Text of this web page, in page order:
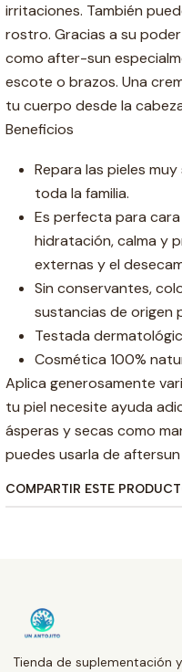
irritaciones. También
rostro. Gracias a su
como after-sun
escote o brazos. Una
tu cuerpo desde la
Beneficios
Repara las pieles
toda la familia.
Es perfecta para
hidratación, calma y
externas y el
Sin conservantes,
sustancias de origen
Testada
Cosmética 100%
Aplica generosamente
tu piel necesite ayuda
ásperas y secas como
puedes usarla de aftersun
COMPARTIR ESTE
Tienda de suplementación